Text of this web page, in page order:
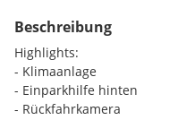
Beschreibung
Highlights:
- Klimaanlage
- Einparkhilfe hinten
- Rückfahrkamera